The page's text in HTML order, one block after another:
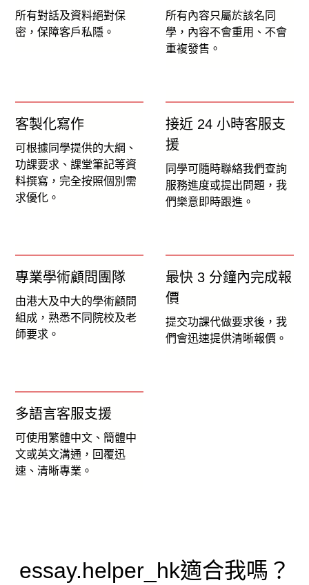
所有對話及資料絕對保
密，保障客戶私隱。
所有內容只屬於該名同
學，內容不會重用、不會
重複發售。
客製化寫作
可根據同學提供的大綱、
功課要求、課堂筆記等資
料撰寫，完全按照個別需
求優化。
接近 24 小時客服支
援
同學可隨時聯絡我們查詢
服務進度或提出問題，我
們樂意即時跟進。
專業學術顧問團隊
由港大及中大的學術顧問
組成，熟悉不同院校及老
師要求。
最快 3 分鐘內完成報
價
提交功課代做要求後，我
們會迅速提供清晰報價。
多語言客服支援
可使用繁體中文、簡體中
文或英文溝通，回覆迅
速、清晰專業。
essay.helper_hk適合我嗎？